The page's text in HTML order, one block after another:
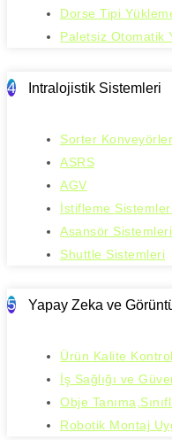
Dorse Tipi
Paletsiz Otomatik
4 Intralojistik Sistemleri
Sorter Konveyörler
ASRS
AGV
İstifleme
Asansör Sistemleri
Shuttle Sistemleri
5 Yapay Zeka ve
Ürün Kalite Kontrol
İş Sağlığı ve
Obje
Robotik Montaj